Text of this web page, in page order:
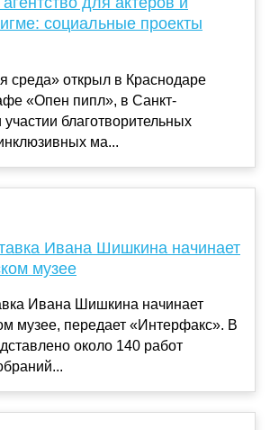
социальные проекты
среда» открыл в Краснодаре
«Опен пипл», в Санкт-
участии благотворительных
ма...
Ивана Шишкина начинает
музее
Ивана Шишкина начинает
музее, передает «Интерфакс». В
около 140 работ